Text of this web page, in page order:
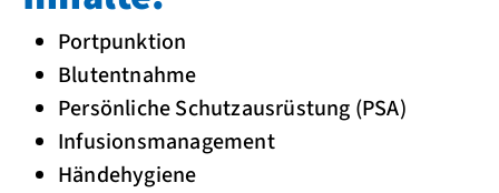
Portpunktion
Blutentnahme
Persönliche Schutzausrüstung (PSA)
Infusionsmanagement
Händehygiene